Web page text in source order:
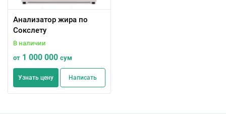
Анализатор жира по
Сокслету
В наличии
от 1 000 000 сум
Узнать цену Написать